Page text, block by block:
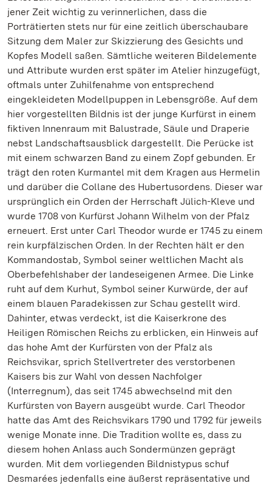
jener Zeit wichtig zu verinnerlichen, dass die
Porträtierten stets nur für eine zeitlich überschaubare
Sitzung dem Maler zur Skizzierung des Gesichts und
Kopfes Modell saßen. Sämtliche weiteren Bildelemente
und Attribute wurden erst später im Atelier hinzugefügt,
oftmals unter Zuhilfenahme von entsprechend
eingekleideten Modellpuppen in Lebensgröße. Auf dem
hier vorgestellten Bildnis ist der junge Kurfürst in einem
fiktiven Innenraum mit Balustrade, Säule und Draperie
nebst Landschaftsausblick dargestellt. Die Perücke ist
mit einem schwarzen Band zu einem Zopf gebunden. Er
trägt den roten Kurmantel mit dem Kragen aus Hermelin
und darüber die Collane des Hubertusordens. Dieser war
ursprünglich ein Orden der Herrschaft Jülich-Kleve und
wurde 1708 von Kurfürst Johann Wilhelm von der Pfalz
erneuert. Erst unter Carl Theodor wurde er 1745 zu einem
rein kurpfälzischen Orden. In der Rechten hält er den
Kommandostab, Symbol seiner weltlichen Macht als
Oberbefehlshaber der landeseigenen Armee. Die Linke
ruht auf dem Kurhut, Symbol seiner Kurwürde, der auf
einem blauen Paradekissen zur Schau gestellt wird.
Dahinter, etwas verdeckt, ist die Kaiserkrone des
Heiligen Römischen Reichs zu erblicken, ein Hinweis auf
das hohe Amt der Kurfürsten von der Pfalz als
Reichsvikar, sprich Stellvertreter des verstorbenen
Kaisers bis zur Wahl von dessen Nachfolger
(Interregnum), das seit 1745 abwechselnd mit den
Kurfürsten von Bayern ausgeübt wurde. Carl Theodor
hatte das Amt des Reichsvikars 1790 und 1792 für jeweils
wenige Monate inne. Die Tradition wollte es, dass zu
diesem hohen Anlass auch Sondermünzen geprägt
wurden. Mit dem vorliegenden Bildnistypus schuf
Desmarées jedenfalls eine äußerst repräsentative und